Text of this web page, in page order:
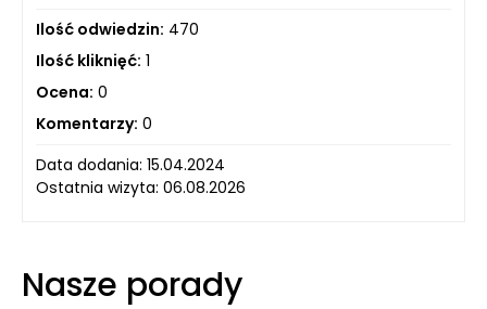
Ilość odwiedzin: 470
Ilość kliknięć: 1
Ocena: 0
Komentarzy: 0
Data dodania: 15.04.2024
Ostatnia wizyta: 06.08.2026
Nasze porady